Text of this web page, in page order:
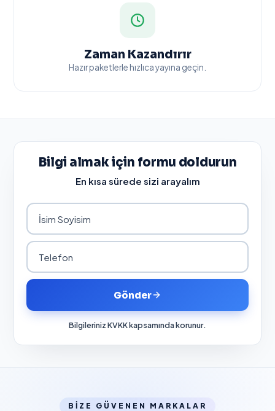
Zaman Kazandırır
Hazır paketlerle hızlıca yayına geçin.
Bilgi almak için formu doldurun
En kısa sürede sizi arayalım
İsim Soyisim
Telefon
Gönder
Bilgileriniz KVKK kapsamında korunur.
BİZE GÜVENEN MARKALAR